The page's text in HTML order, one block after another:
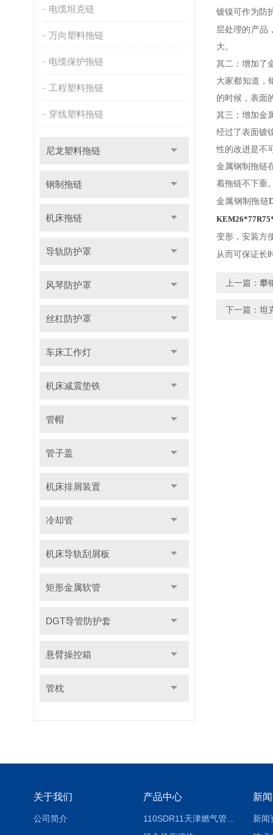
电缆坦克链
万向塑料拖链
电缆保护拖链
工程塑料拖链
穿线塑料拖链
尼龙塑料拖链
钢制拖链
机床拖链
导轨防护罩
风琴防护罩
丝杠防护罩
车床工作灯
机床减震垫铁
管帽
管子盖
机床排屑装置
冷却管
机床导轨刮屑板
矩形金属软管
DGT导管防护套
悬臂操控箱
管枕
镀镍可作为防
层处理的产品
大。
其二：增加了
大家都知道，
的时候，表面
其三：增加金
经过了表面镀
性的改进是不
金属钢制拖链
着拖链不下垂
金属钢制拖链
变形，安装方
从而可保证长
上一篇： 攀
下一篇： 坦
关于我们
公司简介
产品中心 新
新闻